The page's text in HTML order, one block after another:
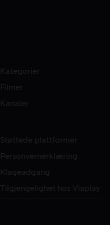
Kategorier
Filmer
Kanaler
Støttede plattformer
Personvernerklæring
Klageadgang
Tilgjengelighet hos Viaplay